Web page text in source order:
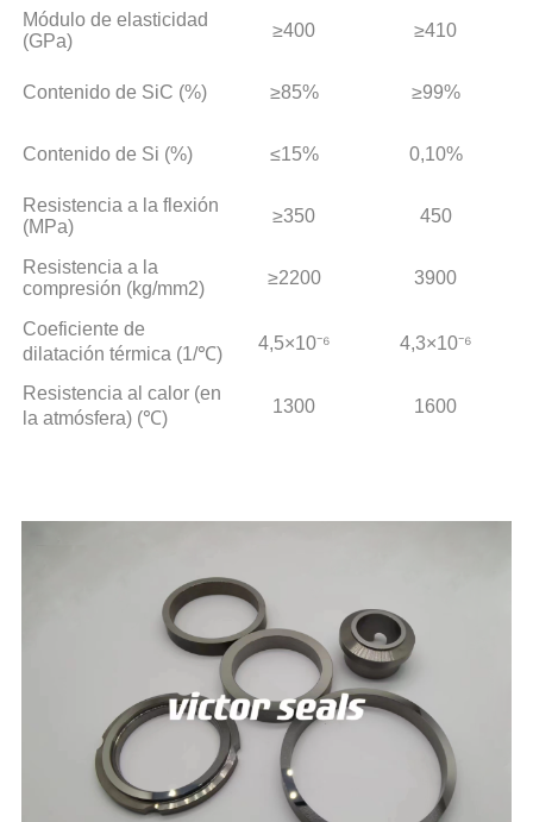
Módulo de elasticidad
(GPa)
≥400 ≥410
Contenido de SiC (%) ≥85% ≥99%
Contenido de Si (%) ≤15% 0,10%
Resistencia a la flexión
(MPa)
≥350 450
Resistencia a la
compresión (kg/mm2)
≥2200 3900
Coeficiente de
dilatación térmica (1/℃)
4,5×10⁻⁶ 4,3×10⁻⁶
Resistencia al calor (en
la atmósfera) (℃)
1300 1600